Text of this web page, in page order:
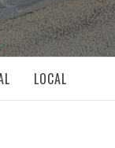
LOCAL